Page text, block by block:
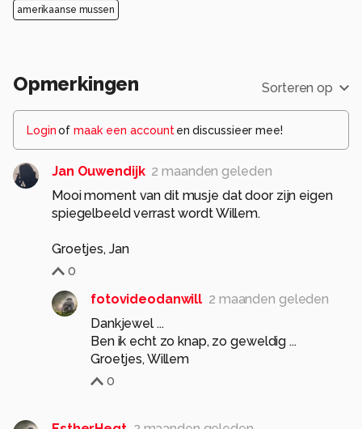
amerikaanse mussen
Opmerkingen Sorteren op
Loginof maak een account en discussieer mee!
Jan Ouwendijk 2 maanden geleden
Mooi moment van dit musje dat door zijn eigen
spiegelbeeld verrast wordt Willem.
Groetjes, Jan
0
fotovideodanwill 2 maanden geleden
Dankjewel ...
Ben ik echt zo knap, zo geweldig ...
Groetjes, Willem
0